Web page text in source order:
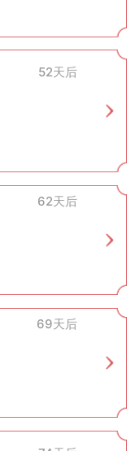
52天后
62天后
69天后